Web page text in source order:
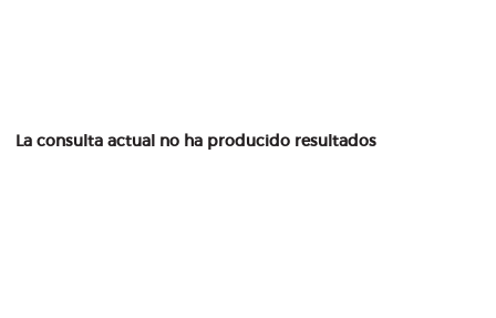
La consulta actual no ha producido resultados